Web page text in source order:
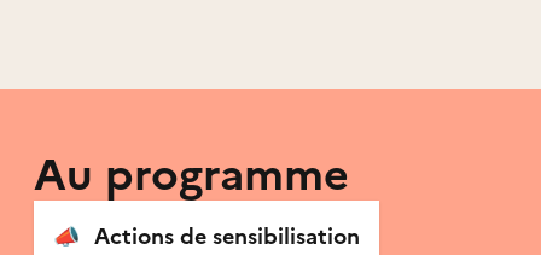
Au programme
📣 Actions de sensibilisation